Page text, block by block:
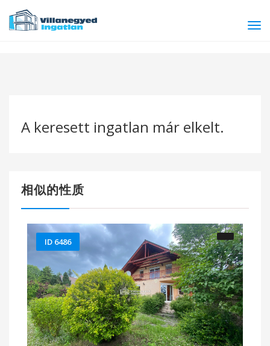
A keresett ingatlan már elkelt.
相似的性质
ID 6486